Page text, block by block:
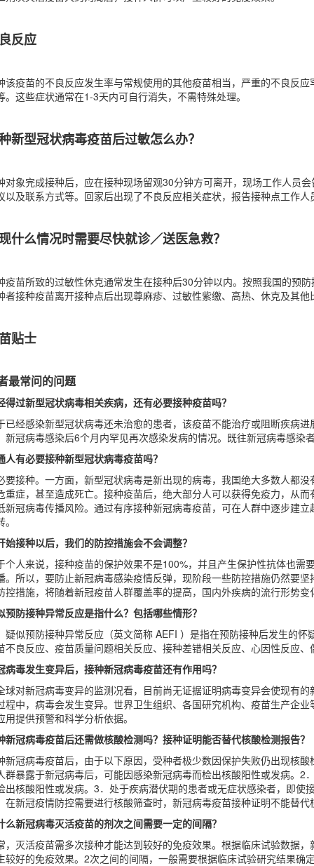
反应
该疫苗的不良反应发生率与常规使用的其他疫苗相当，严重的不良反
。这些症状通常在1-3天内可自行消失，不需特殊处理。
新型冠状病毒疫苗后过敏怎么办？
对象完成接种后，应在接种现场留观30分钟方可离开，现场工作人员
以及联系方式等。回家后出现了不良反应相关症状，报告接种点工作
什么情况时需要尽快就诊／送医急救？
疫苗所致的过敏性休克通常发生在接种后30分钟以内。按照我国的预
者接种疫苗离开接种点后出现尊麻疹、过敏性紫缴、高热、休克及其
贴士
最常问的问题
得过新型冠状病毒相关疾病，还有必要接种疫苗吗？
已经感染新型冠状病毒还未治愈的患者，该疫苗不能治疗或阻断疾病
新冠病毒感染后6个月内罕见再次感染发病的情况。既往新冠病毒感
人有必要接种新型冠状病毒疫苗吗？
要接种。一方面，新型冠状病毒是新出现的病毒，我国绝大多数人都
重症，甚至造成死亡。接种疫苗后，绝大部分人可以获得免疫力，从
新冠病毒传播风险。通过有序接种新冠病毒疫苗，可在人群中逐步建
始接种以后，我们的防控措施会不会调整？
个人来说，接种疫苗的保护效果不是100%，并且产生保护性抗体也
。所以，要防止新冠病毒感染疫情反弹，现阶段一些防控措施仍然要
控措施，将随着新冠疫苗人群覆盖率的提高，国内外疾病的流行形势
预防接种异常反应是指什么？包括哪些情形？
疑似预防接种异常反应（英文简称 AEFI ）是指在预防接种后发生的
不良反应、疫苗质量问题相关反应、接种差错相关反应、心因性反应
病毒发生变异后，接种新冠病毒疫苗还有作用吗？
球对新冠病毒变异的监测况看，目前尚无证据证明病毒变异会使现有
程中，病毒会发生变异。世界卫生组织、各国研究机构、疫苗生产企
用提供预警和科学分析依据。
新冠病毒疫苗后还需做核酸检测吗？接种证明能否替代核酸检测报告？
新冠病毒疫苗后，由于以下原因，受种者极少数因保护失败仍出现核
群暴露于新冠病毒后，可能因感染新冠病毒而检出核酸阳性或发病。
出核酸阳性或发病。3．处于疾病潜伏期的患者或无症状感染者，即
在新冠疫情防控需要进行核酸筛查时，新冠病毒疫苗接种证明不能替
么新冠病毒灭活疫苗的剂次之间需要一定的间隔？
，灭活疫苗需多次接种才能达到较好的免疫效果。根据临床试验数据
较好的免疫效果。2次之间的间隔，一般需要根据临床试验研究结果